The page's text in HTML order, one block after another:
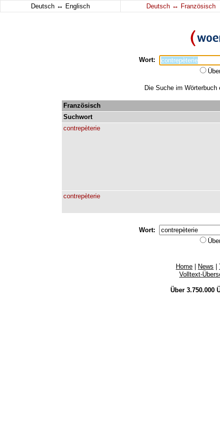
Deutsch ↔ Englisch Deutsch ↔ Französisch
Wort:
Die Suche im
Französisch
Suchwort
contrepèterie
contrepèterie
Wort:
Home News
Volltext-
Über 3.750.000